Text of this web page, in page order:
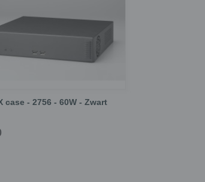
case - 2756 - 60W - Zwart